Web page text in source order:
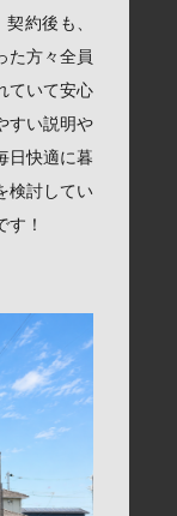
約後も、
た方々全員
ていて安心
すい説明や
日快適に暮
検討してい
！